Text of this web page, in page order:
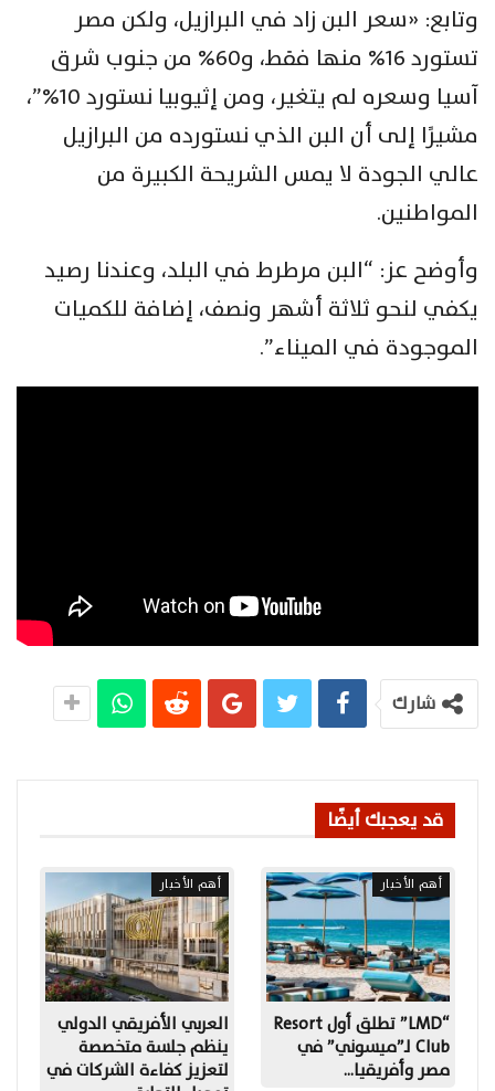
وتابع: «سعر البن زاد في البرازيل، ولكن مصر
تستورد 16% منها فقط، و60% من جنوب شرق
آسيا وسعره لم يتغير، ومن إثيوبيا نستورد 10%”،
مشيرًا إلى أن البن الذي نستورده من البرازيل
عالي الجودة لا يمس الشريحة الكبيرة من
المواطنين.
وأوضح عز: “البن مرطرط في البلد، وعندنا رصيد
يكفي لنحو ثلاثة أشهر ونصف، إضافة للكميات
الموجودة في الميناء”.
شارك
قد يعجبك أيضًا
أهم الأخبار
“LMD” تطلق أول Resort
Club لـ”ميسوني” في
مصر وأفريقيا…
أهم الأخبار
العربي الأفريقي الدولي
ينظم جلسة متخصصة
لتعزيز كفاءة الشركات في